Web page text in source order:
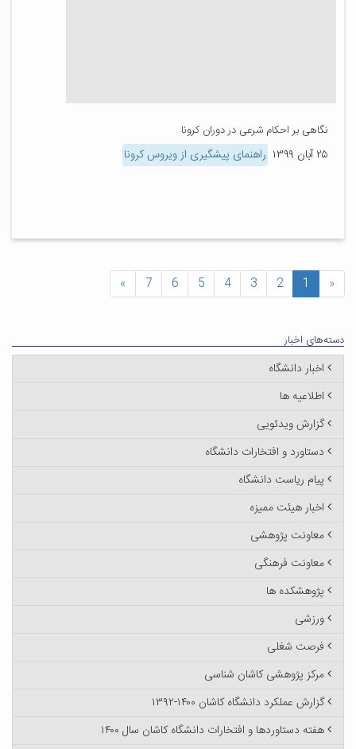
نگاهی بر احکام شرعی در دوران کرونا
۲۵ آبان ۱۳۹۹ راهنمای پیشگیری از ویروس کرونا
«
1
2
3
4
5
6
7
»
دسته‌های اخبار
اخبار دانشگاه
اطلاعیه ها
گزارش ویدئویی
دستاورد و افتخارات دانشگاه
پیام ریاست دانشگاه
اخبار هیئت ممیزه
معاونت پژوهشی
معاونت فرهنگی
پژوهشکده ها
ورزشی
فرصت شغلی
مرکز پژوهشی کاشان شناسی
گزارش عملکرد دانشگاه کاشان ۱۴۰۰-۱۳۹۲
هفته دستاوردها و افتخارات دانشگاه کاشان سال ۱۴۰۰